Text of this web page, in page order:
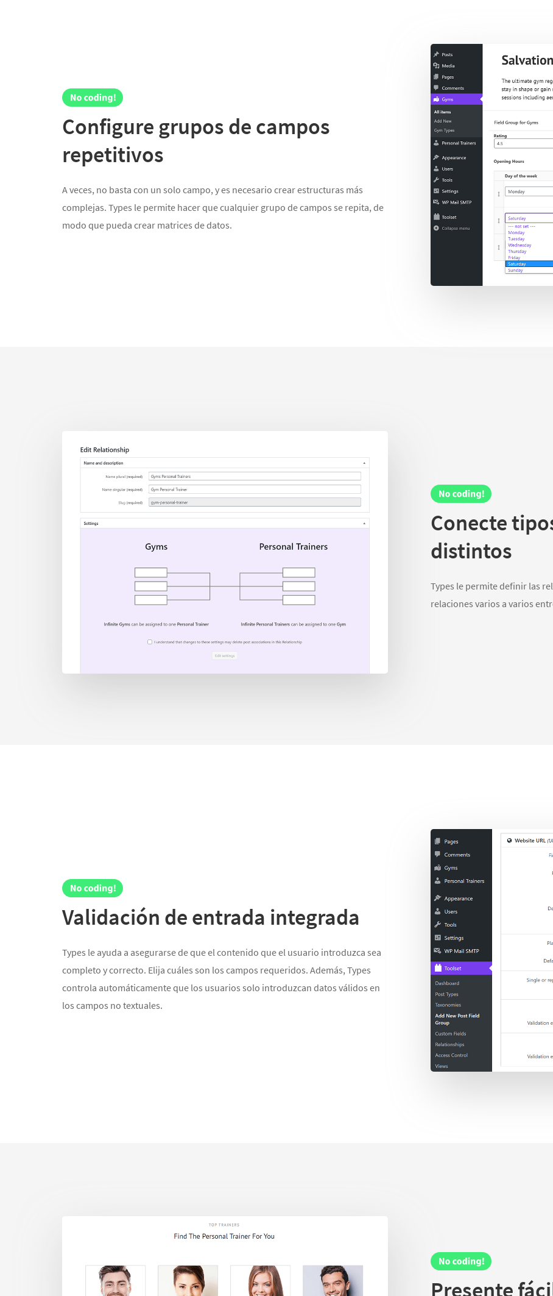
Configure grupos de campos
repetitivos
A veces, no basta con un solo campo, y es necesario crear estructuras más
complejas. Types le permite hacer que cualquier grupo de campos se repita, de
modo que pueda crear matrices de datos.
Conecte
distintos
Types le permite definir las
relaciones varios a varios
Validación de entrada integrada
Types le ayuda a asegurarse de que el contenido que el usuario introduzca sea
completo y correcto. Elija cuáles son los campos requeridos. Además, Types
controla automáticamente que los usuarios solo introduzcan datos válidos en
los campos no textuales.
Presente